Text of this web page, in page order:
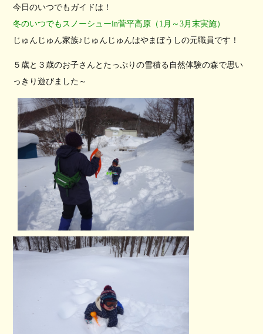
今日のいつでもガイドは！
冬のいつでもスノーシューin菅平高原（1月～3月末実施）
じゅんじゅん家族♪じゅんじゅんはやまぼうしの元職員です！
５歳と３歳のお子さんとたっぷりの雪積る自然体験の森で思い
っきり遊びました～